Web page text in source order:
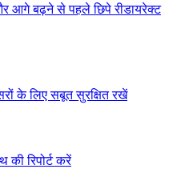
आगे बढ़ने से पहले छिपे रीडायरेक्ट
के लिए सबूत सुरक्षित रखें
की रिपोर्ट करें